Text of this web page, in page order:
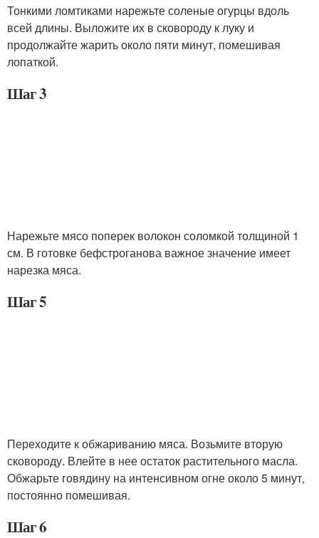
Тонкими ломтиками нарежьте соленые огурцы вдоль
всей длины. Выложите их в сковороду к луку и
продолжайте жарить около пяти минут, помешивая
лопаткой.
Шаг 3
Нарежьте мясо поперек волокон соломкой толщиной 1
см. В готовке бефстроганова важное значение имеет
нарезка мяса.
Шаг 5
Переходите к обжариванию мяса. Возьмите вторую
сковороду. Влейте в нее остаток растительного масла.
Обжарьте говядину на интенсивном огне около 5 минут,
постоянно помешивая.
Шаг 6